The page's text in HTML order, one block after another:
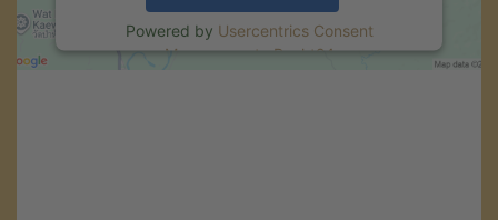
Powered by Usercentrics Consent
Management.eRecht24